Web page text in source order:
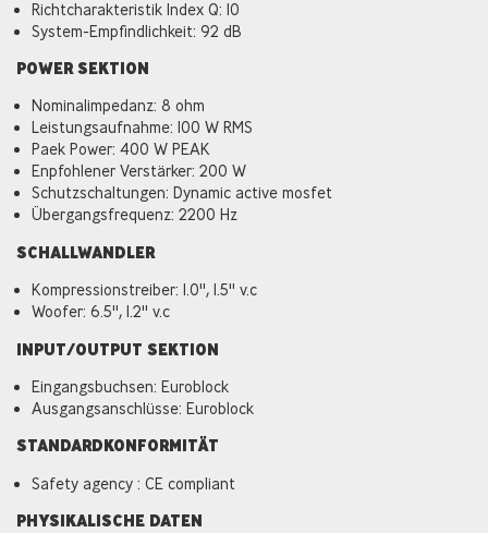
Richtcharakteristik Index Q: 10
System-Empfindlichkeit: 92 dB
POWER SEKTION
Nominalimpedanz: 8 ohm
Leistungsaufnahme: 100 W RMS
Paek Power: 400 W PEAK
Enpfohlener Verstärker: 200 W
Schutzschaltungen: Dynamic active mosfet
Übergangsfrequenz: 2200 Hz
SCHALLWANDLER
Kompressionstreiber: 1.0'', 1.5'' v.c
Woofer: 6.5'', 1.2'' v.c
INPUT/OUTPUT SEKTION
Eingangsbuchsen: Euroblock
Ausgangsanschlüsse: Euroblock
STANDARDKONFORMITÄT
Safety agency : CE compliant
PHYSIKALISCHE DATEN